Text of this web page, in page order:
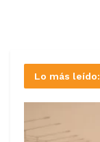
Lo más leído: